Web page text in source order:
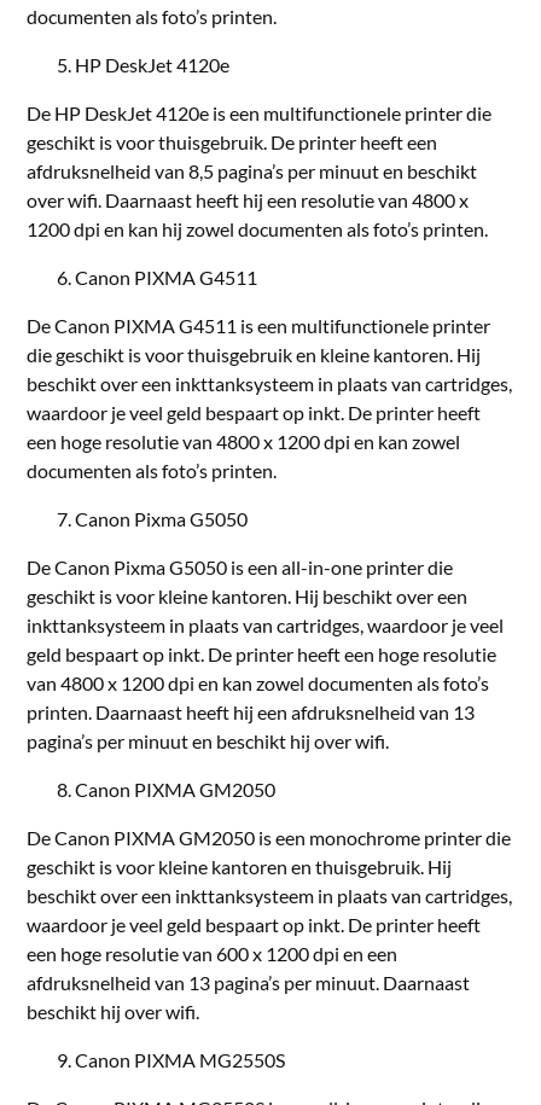
documenten als foto’s printen.
HP DeskJet 4120e
De HP DeskJet 4120e is een multifunctionele printer die
geschikt is voor thuisgebruik. De printer heeft een
afdruksnelheid van 8,5 pagina’s per minuut en beschikt
over wifi. Daarnaast heeft hij een resolutie van 4800 x
1200 dpi en kan hij zowel documenten als foto’s printen.
Canon PIXMA G4511
De Canon PIXMA G4511 is een multifunctionele printer
die geschikt is voor thuisgebruik en kleine kantoren. Hij
beschikt over een inkttanksysteem in plaats van cartridges,
waardoor je veel geld bespaart op inkt. De printer heeft
een hoge resolutie van 4800 x 1200 dpi en kan zowel
documenten als foto’s printen.
Canon Pixma G5050
De Canon Pixma G5050 is een all-in-one printer die
geschikt is voor kleine kantoren. Hij beschikt over een
inkttanksysteem in plaats van cartridges, waardoor je veel
geld bespaart op inkt. De printer heeft een hoge resolutie
van 4800 x 1200 dpi en kan zowel documenten als foto’s
printen. Daarnaast heeft hij een afdruksnelheid van 13
pagina’s per minuut en beschikt hij over wifi.
Canon PIXMA GM2050
De Canon PIXMA GM2050 is een monochrome printer die
geschikt is voor kleine kantoren en thuisgebruik. Hij
beschikt over een inkttanksysteem in plaats van cartridges,
waardoor je veel geld bespaart op inkt. De printer heeft
een hoge resolutie van 600 x 1200 dpi en een
afdruksnelheid van 13 pagina’s per minuut. Daarnaast
beschikt hij over wifi.
Canon PIXMA MG2550S